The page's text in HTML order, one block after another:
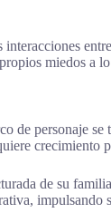
miedos a
personaje
crecimiento
de su
impulsando